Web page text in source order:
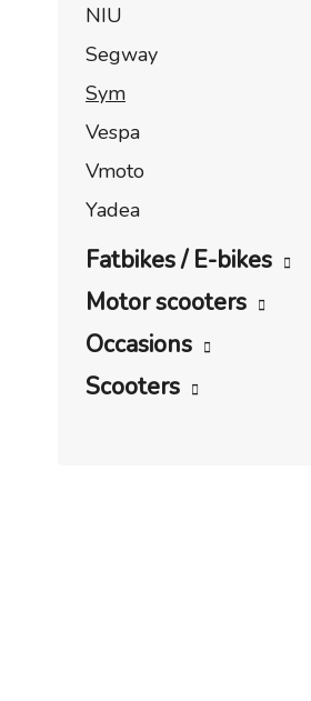
NIU
Segway
Sym
Vespa
Vmoto
Yadea
Fatbikes / E-bikes
Motor scooters
Occasions
Scooters